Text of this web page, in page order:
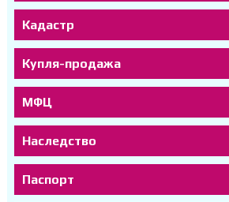
Кадастр
Купля-продажа
МФЦ
Наследство
Паспорт